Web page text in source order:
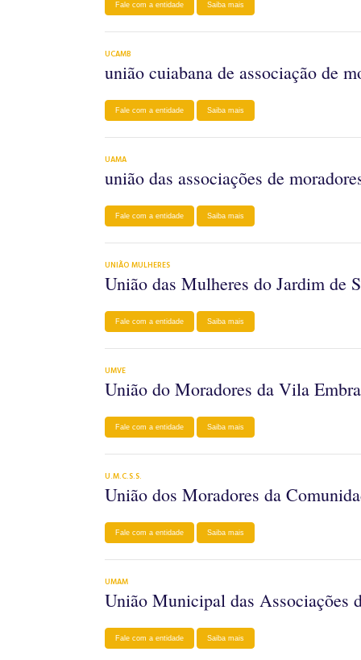
Fale com a entidade Saiba mais
UCAMB
união cuiabana de associação de
Fale com a entidade Saiba mais
UAMA
união das associações de
Fale com a entidade Saiba mais
UNIÃO MULHERES
União das Mulheres do Jardim de
Fale com a entidade Saiba mais
UMVE
União do Moradores da Vila
Fale com a entidade Saiba mais
U.M.C.S.S.
União dos Moradores da
Fale com a entidade Saiba mais
UMAM
União Municipal das Associações
Fale com a entidade Saiba mais